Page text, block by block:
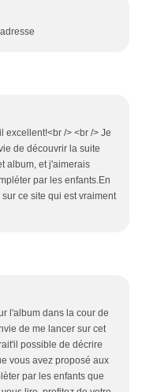
excellent!<br /> <br /> Je
de découvrir la suite
album, et j'aimerais
par les enfants.En
ce site qui est vraiment
l'album dans la cour de
de me lancer sur cet
possible de décrire
vous avez proposé aux
par les enfants que